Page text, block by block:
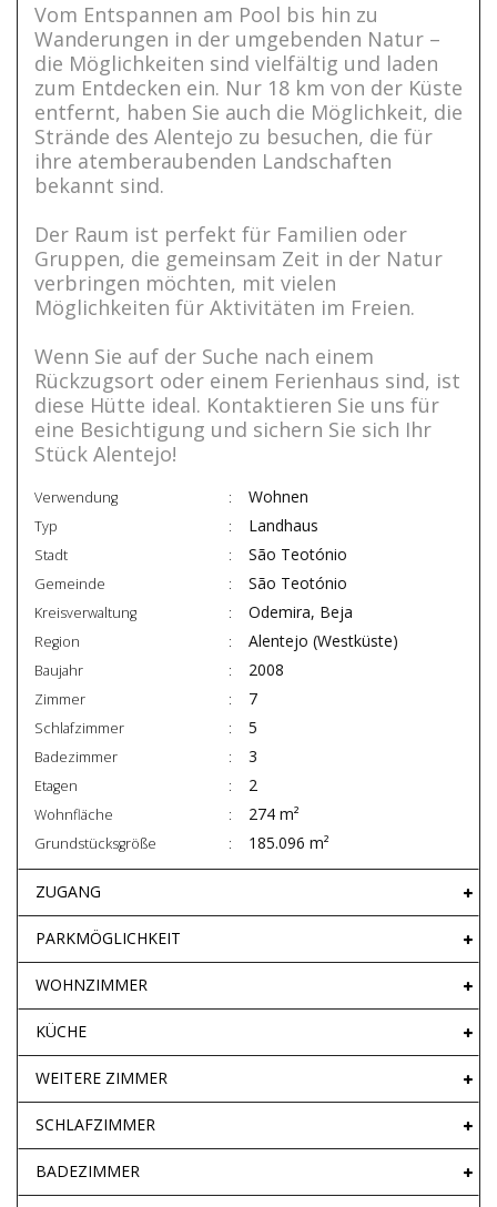
Vom Entspannen am Pool bis hin zu
Wanderungen in der umgebenden Natur –
die Möglichkeiten sind vielfältig und laden
zum Entdecken ein. Nur 18 km von der Küste
entfernt, haben Sie auch die Möglichkeit, die
Strände des Alentejo zu besuchen, die für
ihre atemberaubenden Landschaften
bekannt sind.
Der Raum ist perfekt für Familien oder
Gruppen, die gemeinsam Zeit in der Natur
verbringen möchten, mit vielen
Möglichkeiten für Aktivitäten im Freien.
Wenn Sie auf der Suche nach einem
Rückzugsort oder einem Ferienhaus sind, ist
diese Hütte ideal. Kontaktieren Sie uns für
eine Besichtigung und sichern Sie sich Ihr
Stück Alentejo!
Verwendung Wohnen
Typ Landhaus
Stadt São Teotónio
Gemeinde São Teotónio
Kreisverwaltung Odemira, Beja
Region Alentejo (Westküste)
Baujahr 2008
Zimmer 7
Schlafzimmer 5
Badezimmer 3
Etagen 2
Wohnfläche 274 m²
Grundstücksgröße 185.096 m²
ZUGANG
PARKMÖGLICHKEIT
WOHNZIMMER
KÜCHE
WEITERE ZIMMER
SCHLAFZIMMER
BADEZIMMER